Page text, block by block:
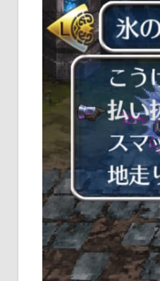
役
立
た
な
い
情
報
を
世
界
へ
発